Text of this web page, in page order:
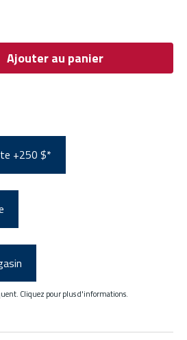
Ajouter au panier
+250 $*
Cliquez pour plus d'informations.